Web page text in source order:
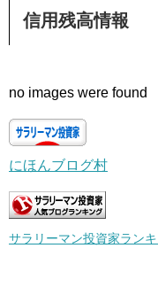
信用残高情報
no images were found
にほんブログ村
サラリーマン投資家ラン